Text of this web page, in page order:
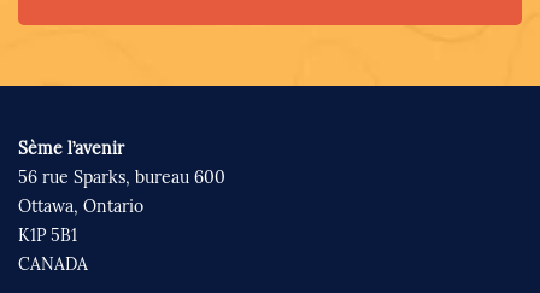
Sème l’avenir
56 rue Sparks, bureau 600
Ottawa, Ontario
K1P 5B1
CANADA